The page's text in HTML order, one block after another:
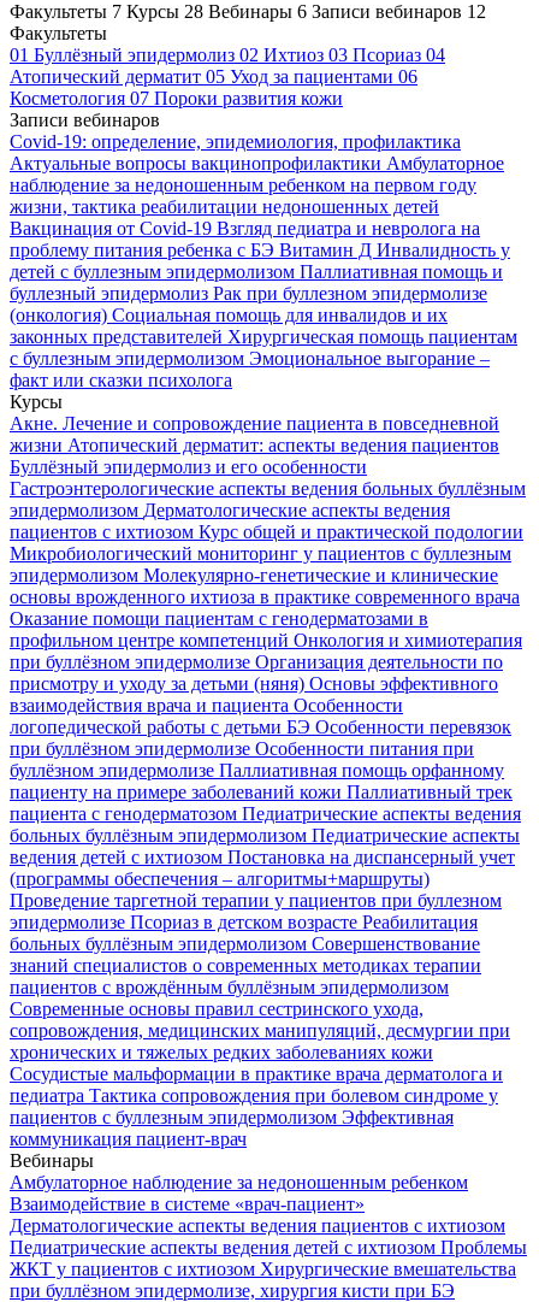
Факультеты 7 Курсы 28 Вебинары 6 Записи вебинаров 12
Факультеты
01 Буллёзный эпидермолиз 02 Ихтиоз 03 Псориаз 04
Атопический дерматит 05 Уход за пациентами 06
Косметология 07 Пороки развития кожи
Записи вебинаров
Covid-19: определение, эпидемиология, профилактика
Актуальные вопросы вакцинопрофилактики Амбулаторное
наблюдение за недоношенным ребенком на первом году
жизни, тактика реабилитации недоношенных детей
Вакцинация от Covid-19 Взгляд педиатра и невролога на
проблему питания ребенка с БЭ Витамин Д Инвалидность у
детей с буллезным эпидермолизом Паллиативная помощь и
буллезный эпидермолиз Рак при буллезном эпидермолизе
(онкология) Социальная помощь для инвалидов и их
законных представителей Хирургическая помощь пациентам
с буллезным эпидермолизом Эмоциональное выгорание –
факт или сказки психолога
Курсы
Акне. Лечение и сопровождение пациента в повседневной
жизни Атопический дерматит: аспекты ведения пациентов
Буллёзный эпидермолиз и его особенности
Гастроэнтерологические аспекты ведения больных буллёзным
эпидермолизом Дерматологические аспекты ведения
пациентов с ихтиозом Курс общей и практической подологии
Микробиологический мониторинг у пациентов с буллезным
эпидермолизом Молекулярно-генетические и клинические
основы врожденного ихтиоза в практике современного врача
Оказание помощи пациентам с генодерматозами в
профильном центре компетенций Онкология и химиотерапия
при буллёзном эпидермолизе Организация деятельности по
присмотру и уходу за детьми (няня) Основы эффективного
взаимодействия врача и пациента Особенности
логопедической работы с детьми БЭ Особенности перевязок
при буллёзном эпидермолизе Особенности питания при
буллёзном эпидермолизе Паллиативная помощь орфанному
пациенту на примере заболеваний кожи Паллиативный трек
пациента с генодерматозом Педиатрические аспекты ведения
больных буллёзным эпидермолизом Педиатрические аспекты
ведения детей с ихтиозом Постановка на диспансерный учет
(программы обеспечения – алгоритмы+маршруты)
Проведение таргетной терапии у пациентов при буллезном
эпидермолизе Псориаз в детском возрасте Реабилитация
больных буллёзным эпидермолизом Совершенствование
знаний специалистов о современных методиках терапии
пациентов с врождённым буллёзным эпидермолизом
Современные основы правил сестринского ухода,
сопровождения, медицинских манипуляций, десмургии при
хронических и тяжелых редких заболеваниях кожи
Сосудистые мальформации в практике врача дерматолога и
педиатра Тактика сопровождения при болевом синдроме у
пациентов с буллезным эпидермолизом Эффективная
коммуникация пациент-врач
Вебинары
Амбулаторное наблюдение за недоношенным ребенком
Взаимодействие в системе «врач-пациент»
Дерматологические аспекты ведения пациентов с ихтиозом
Педиатрические аспекты ведения детей с ихтиозом Проблемы
ЖКТ у пациентов с ихтиозом Хирургические вмешательства
при буллёзном эпидермолизе, хирургия кисти при БЭ